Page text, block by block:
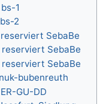
1
2
SebaBe
SebaBe
SebaBe
bubenreuth
GU-DD